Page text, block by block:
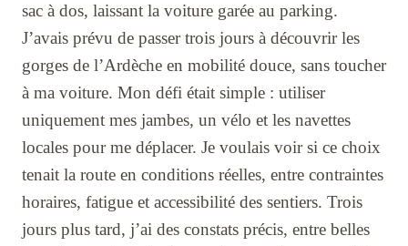
sac à dos, laissant la voiture garée au parking.
J’avais prévu de passer trois jours à découvrir les
gorges de l’Ardèche en mobilité douce, sans toucher
à ma voiture. Mon défi était simple : utiliser
uniquement mes jambes, un vélo et les navettes
locales pour me déplacer. Je voulais voir si ce choix
tenait la route en conditions réelles, entre contraintes
horaires, fatigue et accessibilité des sentiers. Trois
jours plus tard, j’ai des constats précis, entre belles